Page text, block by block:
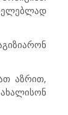
აზრით,